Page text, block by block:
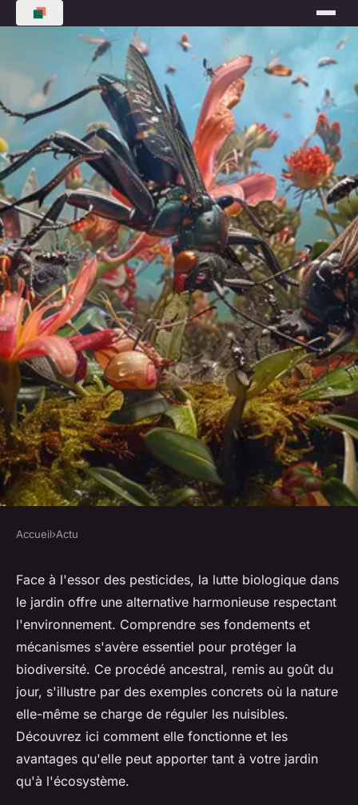
Lutte biologique : comment
cela fonctionne dans un jardin
?
Zélie•4 juin 2024• 2 min de lecture
Accueil›Actu
Face à l'essor des pesticides, la lutte biologique dans
le jardin offre une alternative harmonieuse respectant
l'environnement. Comprendre ses fondements et
mécanismes s'avère essentiel pour protéger la
biodiversité. Ce procédé ancestral, remis au goût du
jour, s'illustre par des exemples concrets où la nature
elle-même se charge de réguler les nuisibles.
Découvrez ici comment elle fonctionne et les
avantages qu'elle peut apporter tant à votre jardin
qu'à l'écosystème.